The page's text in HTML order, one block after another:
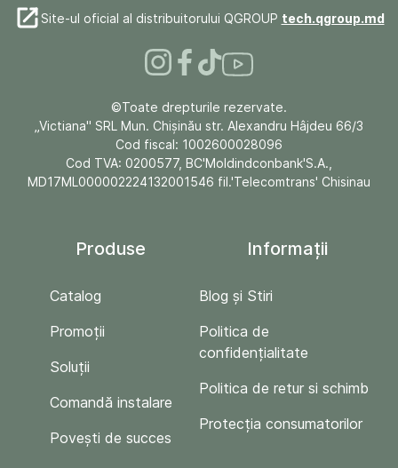
Site-ul oficial al distribuitorului QGROUP tech.qgroup.md
©Toate drepturile rezervate.
„Victiana" SRL Mun. Chişinău str. Alexandru Hâjdeu 66/3
Cod fiscal: 1002600028096
Cod TVA: 0200577, BC'Moldindconbank'S.A.,
MD17ML000002224132001546 fil.'Telecomtrans' Chisinau
Produse
Catalog
Promoții
Soluții
Comandă instalare
Povești de succes
Informații
Blog și Stiri
Politica de
confidențialitate
Politica de retur si schimb
Protecția consumatorilor